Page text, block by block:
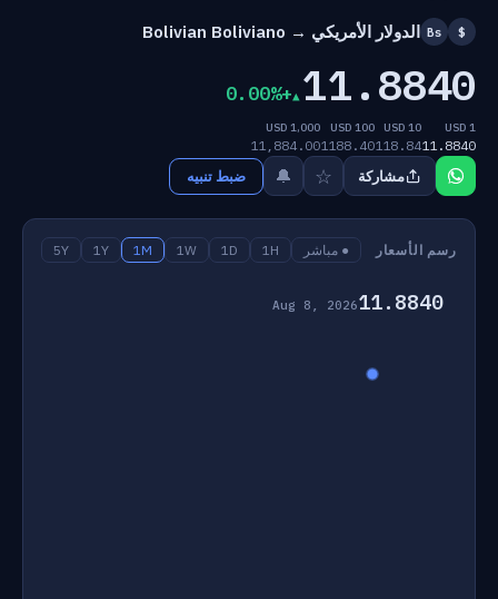
$
Bs الدولار الأمريكي → Bolivian Boliviano
11.8840
+0.00%
1 USD
11.8840
10 USD
118.84
100 USD
1188.40
1,000 USD
11,884.00
مشاركة ☆
🔔 ضبط تنبيه
رسم الأسعار ● مباشر 1H
1D
1W
1M
1Y
5Y
11.8840
Aug 8, 2026